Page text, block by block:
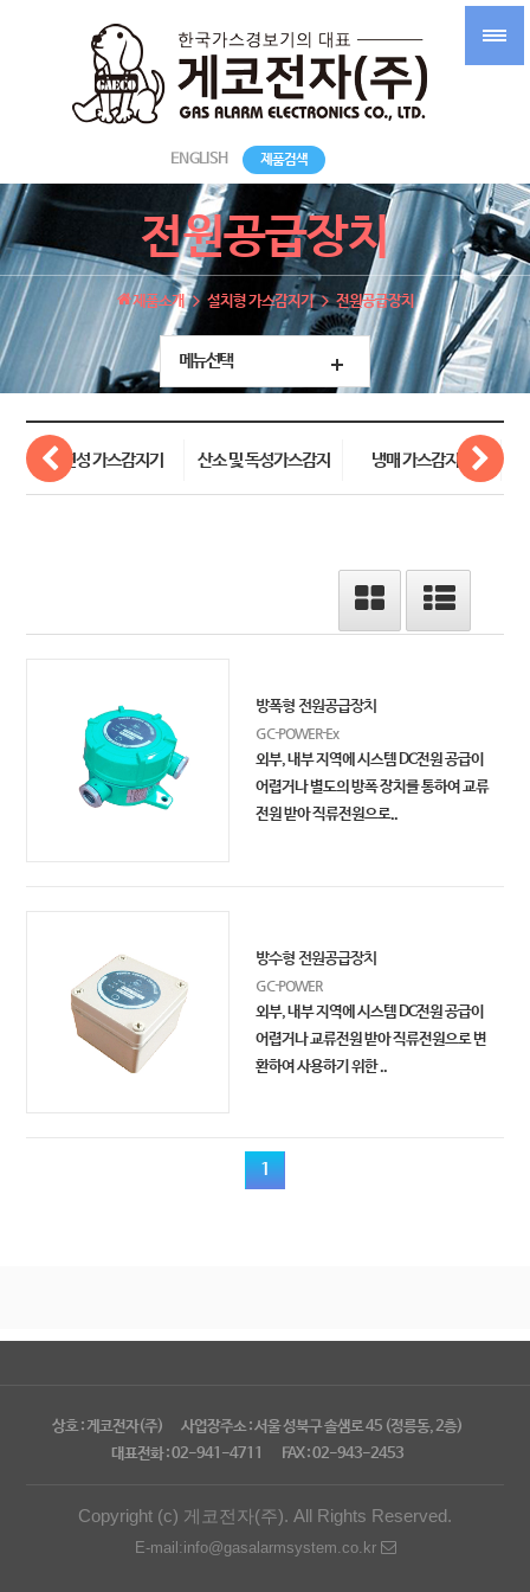
ENGLISH 제품검색
전원공급장치
제품소개 설치형 가스감지기 전원공급장치
메뉴선택
가연성 가스감지기
산소 및 독성가스감지
기
냉매 가스감지기
방폭형 전원공급장치
GC-POWER-Ex
외부, 내부 지역에 시스템 DC전원 공급이
어렵거나 별도의 방폭 장치를 통하여 교류
전원 받아 직류전원으로..
방수형 전원공급장치
GC-POWER
외부, 내부 지역에 시스템 DC전원 공급이
어렵거나 교류전원 받아 직류전원으로 변
환하여 사용하기 위한 ..
1
상호 : 게코전자(주)
사업장주소 : 서울 성북구 솔샘로 45 (정릉동, 2층)
대표전화 : 02-941-4711
FAX : 02-943-2453
Copyright (c) 게코전자(주). All Rights Reserved.
E-mail:info@gasalarmsystem.co.kr